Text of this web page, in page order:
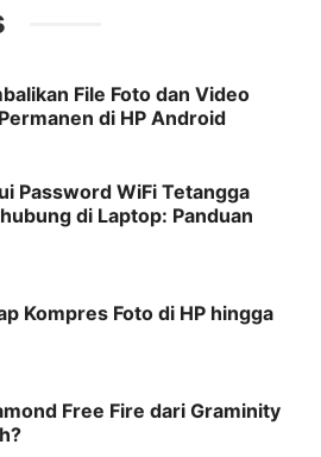
File Foto dan Video
di HP Android
Password WiFi Tetangga
di Laptop: Panduan
Kompres Foto di HP hingga
Free Fire dari Graminity